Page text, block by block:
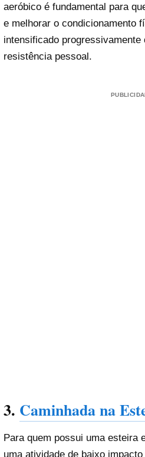
aeróbico é fundamental para
e melhorar o condicionamento
intensificado progressivamente
resistência pessoal.
3. Caminhada na
Para quem possui uma esteira
uma atividade de baixo